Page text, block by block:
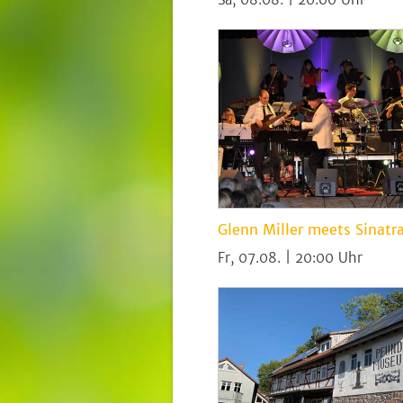
Glenn Miller meets
Fr, 07.08. | 20:00